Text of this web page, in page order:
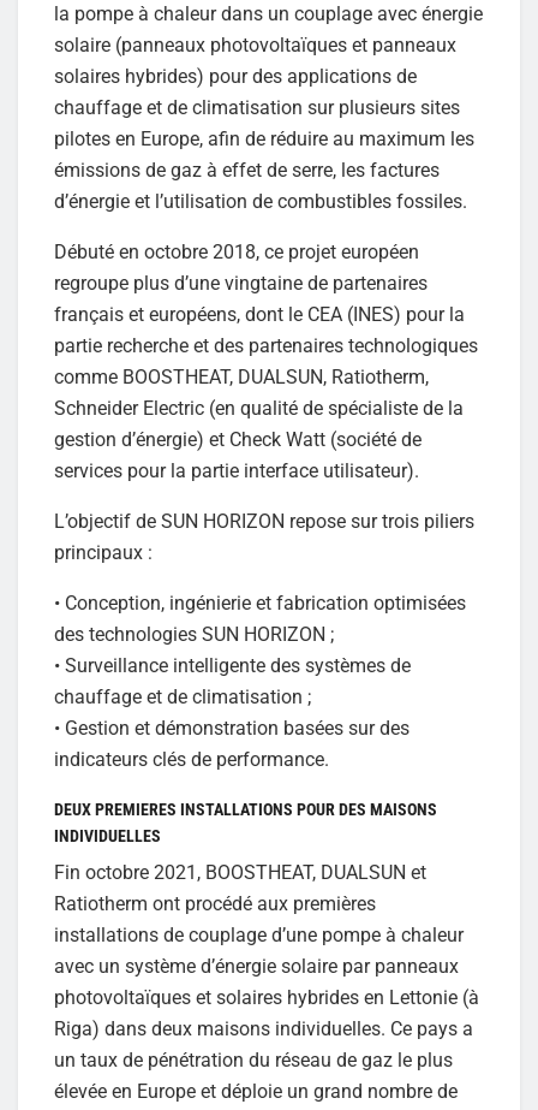
la pompe à chaleur dans un couplage avec énergie
solaire (panneaux photovoltaïques et panneaux
solaires hybrides) pour des applications de
chauffage et de climatisation sur plusieurs sites
pilotes en Europe, afin de réduire au maximum les
émissions de gaz à effet de serre, les factures
d’énergie et l’utilisation de combustibles fossiles.
Débuté en octobre 2018, ce projet européen
regroupe plus d’une vingtaine de partenaires
français et européens, dont le CEA (INES) pour la
partie recherche et des partenaires technologiques
comme BOOSTHEAT, DUALSUN, Ratiotherm,
Schneider Electric (en qualité de spécialiste de la
gestion d’énergie) et Check Watt (société de
services pour la partie interface utilisateur).
L’objectif de SUN HORIZON repose sur trois piliers
principaux :
• Conception, ingénierie et fabrication optimisées
des technologies SUN HORIZON ;
• Surveillance intelligente des systèmes de
chauffage et de climatisation ;
• Gestion et démonstration basées sur des
indicateurs clés de performance.
DEUX PREMIERES INSTALLATIONS POUR DES MAISONS
INDIVIDUELLES
Fin octobre 2021, BOOSTHEAT, DUALSUN et
Ratiotherm ont procédé aux premières
installations de couplage d’une pompe à chaleur
avec un système d’énergie solaire par panneaux
photovoltaïques et solaires hybrides en Lettonie (à
Riga) dans deux maisons individuelles. Ce pays a
un taux de pénétration du réseau de gaz le plus
élevée en Europe et déploie un grand nombre de